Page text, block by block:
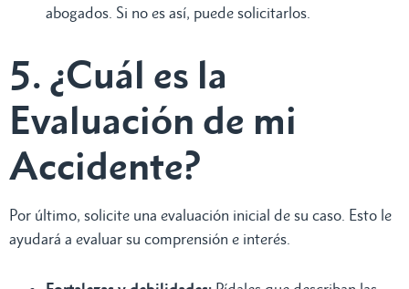
abogados. Si no es así, puede solicitarlos.
5. ¿Cuál es la
Evaluación de mi
Accidente?
Por último, solicite una evaluación inicial de su caso. Esto le
ayudará a evaluar su comprensión e interés.